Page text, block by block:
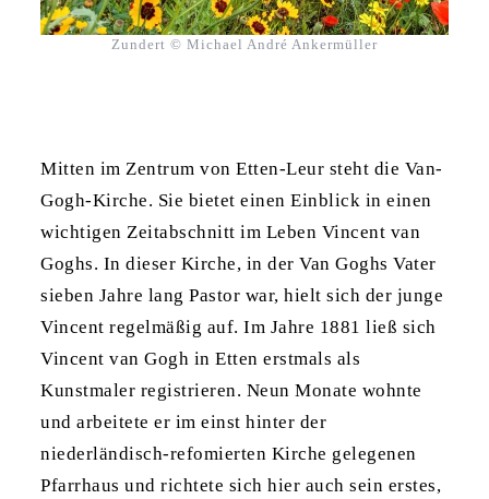
Zundert © Michael André Ankermüller
Mitten im Zentrum von Etten-Leur steht die Van-
Gogh-Kirche. Sie bietet einen Einblick in einen
wichtigen Zeitabschnitt im Leben Vincent van
Goghs. In dieser Kirche, in der Van Goghs Vater
sieben Jahre lang Pastor war, hielt sich der junge
Vincent regelmäßig auf. Im Jahre 1881 ließ sich
Vincent van Gogh in Etten erstmals als
Kunstmaler registrieren. Neun Monate wohnte
und arbeitete er im einst hinter der
niederländisch-refomierten Kirche gelegenen
Pfarrhaus und richtete sich hier auch sein erstes,